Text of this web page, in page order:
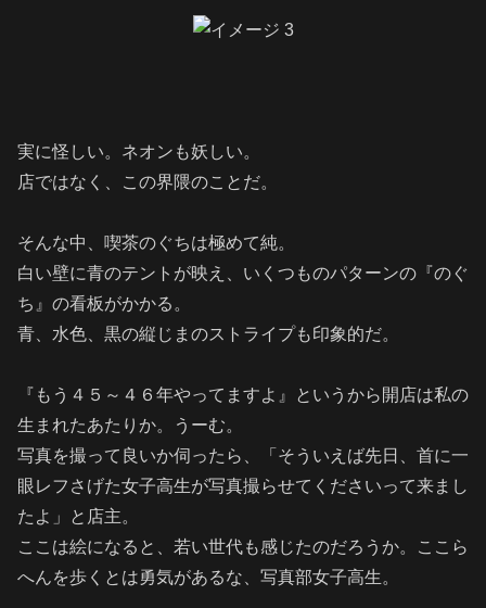
実に怪しい。ネオンも妖しい。
店ではなく、この界隈のことだ。
そんな中、喫茶のぐちは極めて純。
白い壁に青のテントが映え、 いくつものパターンの『のぐ
ち』の看板がかかる。
青、水色、黒の縦じまのストライプも印象的だ。
『もう４５～４６年やってますよ』というから開店は私の
生まれたあたりか。うーむ。
写真を撮って良いか伺ったら、「そういえば先日、首に一
眼レフさげた女子高生が写真撮らせてくださいって来まし
たよ」と店主。
ここは絵になると、若い世代も感じたのだろうか。ここら
へんを歩くとは勇気があるな、写真部女子高生。